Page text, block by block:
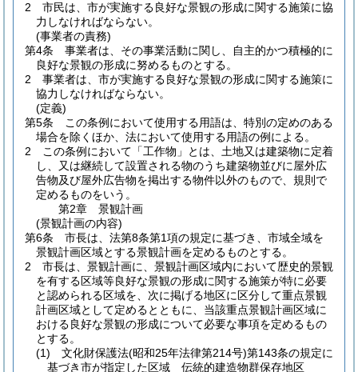
2
市民は、市が実施する良好な景観の形成に関する施策に協
力しなければならない。
(事業者の責務)
第4条
事業者は、その事業活動に関し、自主的かつ積極的に
良好な景観の形成に努めるものとする。
2
事業者は、市が実施する良好な景観の形成に関する施策に
協力しなければならない。
(定義)
第5条
この条例において使用する用語は、特別の定めのある
場合を除くほか、法において使用する用語の例による。
2
この条例において「工作物」とは、土地又は建築物に定着
し、又は継続して設置される物のうち建築物並びに屋外広
告物及び屋外広告物を掲出する物件以外のもので、規則で
定めるものをいう。
第2章
景観計画
(景観計画の内容)
第6条
市長は、法第8条第1項の規定に基づき、市域全域を
景観計画区域とする景観計画を定めるものとする。
2
市長は、景観計画に、景観計画区域内において歴史的景観
を有する区域等良好な景観の形成に関する施策が特に必要
と認められる区域を、次に掲げる地区に区分して重点景観
計画区域として定めるとともに、当該重点景観計画区域に
おける良好な景観の形成について必要な事項を定めるもの
とする。
(1)
文化財保護法(昭和25年法律第214号)第143条の規定に
基づき市が指定した区域 伝統的建造物群保存地区